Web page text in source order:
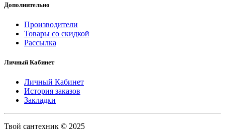
Дополнительно
Производители
Товары со скидкой
Рассылка
Личный Кабинет
Личный Кабинет
История заказов
Закладки
Твой сантехник © 2025